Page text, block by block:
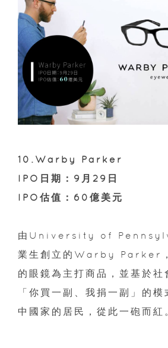
10.Warby Parker
IPO日期：9月29日
IPO估值：60億美元
由University of
業生創立的Warby Parker
的眼鏡為主打商品，並基於社
「你買一副、我捐一副」的
中國家的居民，從此一砲而紅